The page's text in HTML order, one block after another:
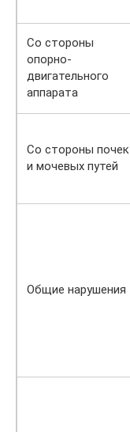
Со стороны
опорно-
двигательного
аппарата
Со стороны почек
и мочевых путей
Общие нарушения